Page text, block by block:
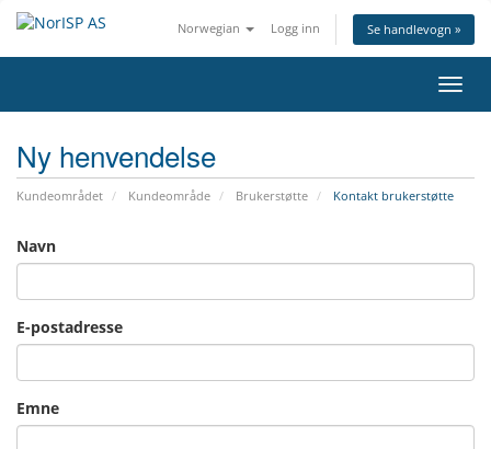
Norwegian Logg inn Se handlevogn »
Bytt
Ny henvendelse
Kundeområdet Kundeområde Brukerstøtte Kontakt brukerstøtte
Navn
E-postadresse
Emne